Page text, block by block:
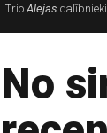
Trio Alejas
No